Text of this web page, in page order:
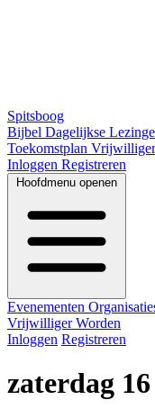
Spitsboog
Bijbel Dagelijkse
Toekomstplan
Inloggen Registreren
Hoofdmenu openen
Evenementen
Vrijwilliger Worden
Inloggen Registreren
zaterdag